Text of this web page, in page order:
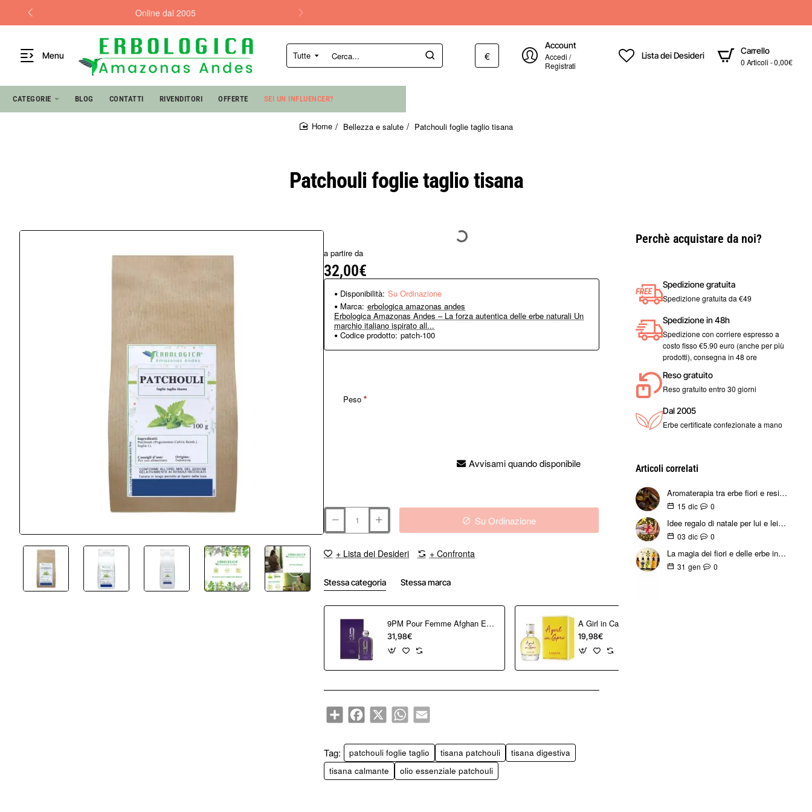
Online dal 2005
Menu Tutte
Cerca... €
Account
Accedi /
Registrati
Lista dei Desideri
Carrello
0 Articoli - 0,00€
CATEGORIE BLOG CONTATTI RIVENDITORI OFFERTE SEI UN INFLUENCER?
Patchouli foglie taglio tisana
Bellezza e salute Patchouli foglie taglio tisana
Su Ordinazione
a partire da
32,00€
Disponibilità: Su Ordinazione
Marca: erbologica amazonas andes
Erbologica Amazonas Andes – La forza autentica delle erbe naturali Un
marchio italiano ispirato all...
Codice prodotto: patch-100
Peso
Avvisami quando disponibile
Su Ordinazione
+ Lista dei Desideri + Confronta
Stessa categoria Stessa marca
9PM Pour Femme Afghan Eau de Parfum 100 ml
31,98€ 19,98€
ShareFacebook
X WhatsAppEmail
Tag: patchouli foglie taglio tisana patchouli
tisana digestiva
tisana calmante
olio essenziale patchouli
Perchè acquistare da noi?
Spedizione gratuita
Spedizione gratuita da €49
Spedizione in 48h
Spedizione con corriere espresso a
costo fisso €5.90 euro (anche per più
prodotti), consegna in 48 ore
Reso gratuito
Reso gratuito entro 30 giorni
Dal 2005
Erbe certificate confezionate a mano
Articoli correlati
Aromaterapia tra erbe fiori e resine nella tradizione delle fragranze naturali
15 dic 0
Idee regalo di natale per lui e lei: regala salute e benessere
03 dic 0
La magia dei fiori e delle erbe in profumeria
31 gen 0